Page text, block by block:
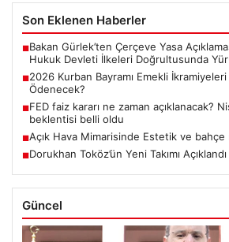
Son Eklenen Haberler
■Bakan Gürlek’ten Çerçeve Yasa
Hukuk Devleti İlkeleri Doğrultusunda
■2026 Kurban Bayramı Emekli
Ödenecek?
■FED faiz kararı ne zaman açıklanacak?
beklentisi belli oldu
■Açık Hava Mimarisinde Estetik ve bahçe
■Dorukhan Toköz’ün Yeni Takımı Açıklandı
Güncel